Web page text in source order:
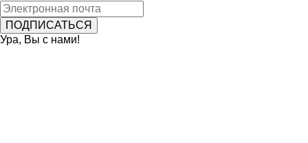
Ура, Вы с нами!